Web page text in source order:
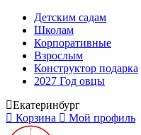
Детским садам
Школам
Корпоративные
Взрослым
Конструктор подарка
2027 Год овцы
Екатеринбург
Корзина
Мой профиль